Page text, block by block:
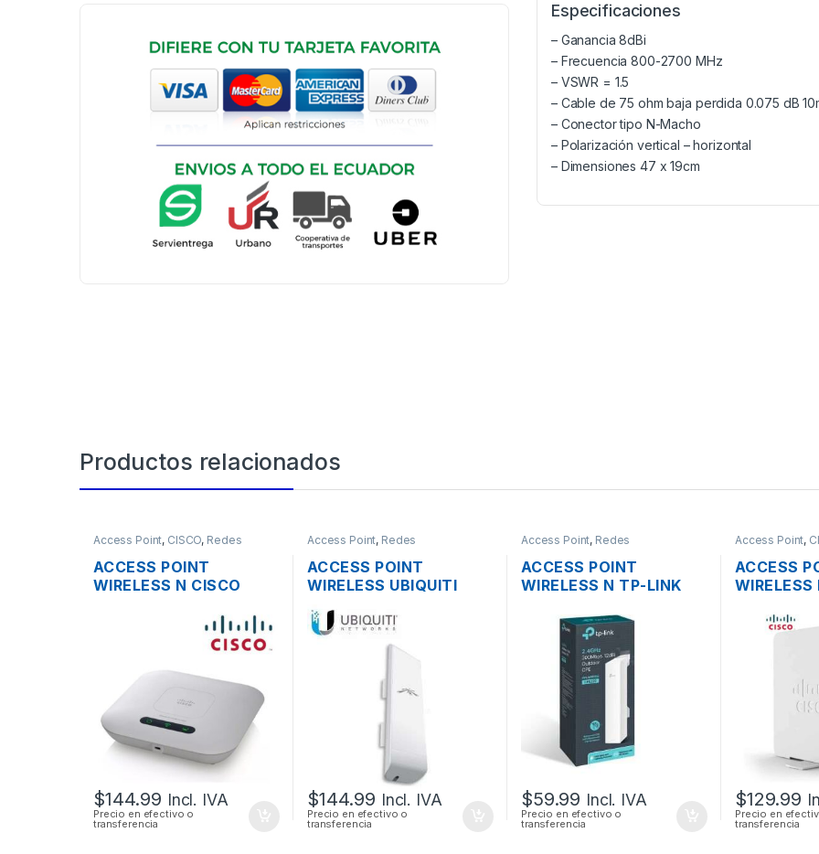
Especificaciones
– Ganancia 8dBi
– Frecuencia 800-2700 MHz
– VSWR = 1.5
– Cable de 75 ohm baja perdida 0.075 dB
– Conector tipo N-Macho
– Polarización vertical – horizontal
– Dimensiones 47 x 19cm
Productos relacionados
Access Point, CISCO, Redes
ACCESS POINT
WIRELESS N CISCO
DOS ANTENAS INT.
300MBPS SOPORTE
$144.99 Incl. IVA
Precio en efectivo o
transferencia
Access Point, Redes
ACCESS POINT
WIRELESS UBIQUITI
AIRMAX 5GHZ 16DBI
MIMO 500MW 150MBPS
$144.99 Incl. IVA
Precio en efectivo o
transferencia
Access Point, Redes
ACCESS POINT
WIRELESS N TP-LINK
1000MW 300MBPS +
POE OUTDOOR
$59.99 Incl. IVA
Precio en efectivo o
transferencia
Access Point,
ACCESS
WIRELESS
DUAL
$129.99
Precio en
transferencia